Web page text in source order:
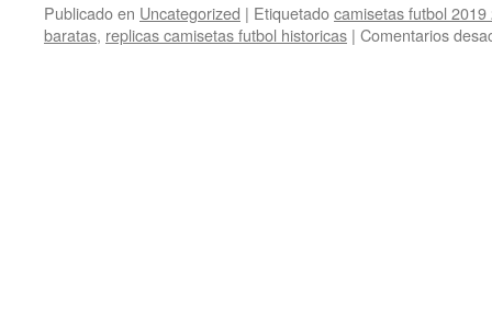
Publicado en Uncategorized | Etiquetadocamisetas futbol 2019
baratas, replicas camisetas futbol historicas | Comentarios